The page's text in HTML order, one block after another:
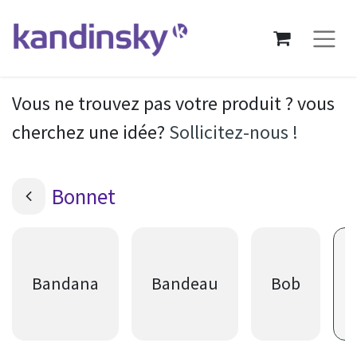
Vous ne trouvez pas votre produit ? vous
cherchez une idée? Sollicitez-nous !
Bonnet
Bandana Bandeau Bob